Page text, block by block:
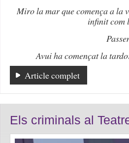
Miro la mar que comença a la
infinit com
Avui ha començat la
Article complet
Els criminals al